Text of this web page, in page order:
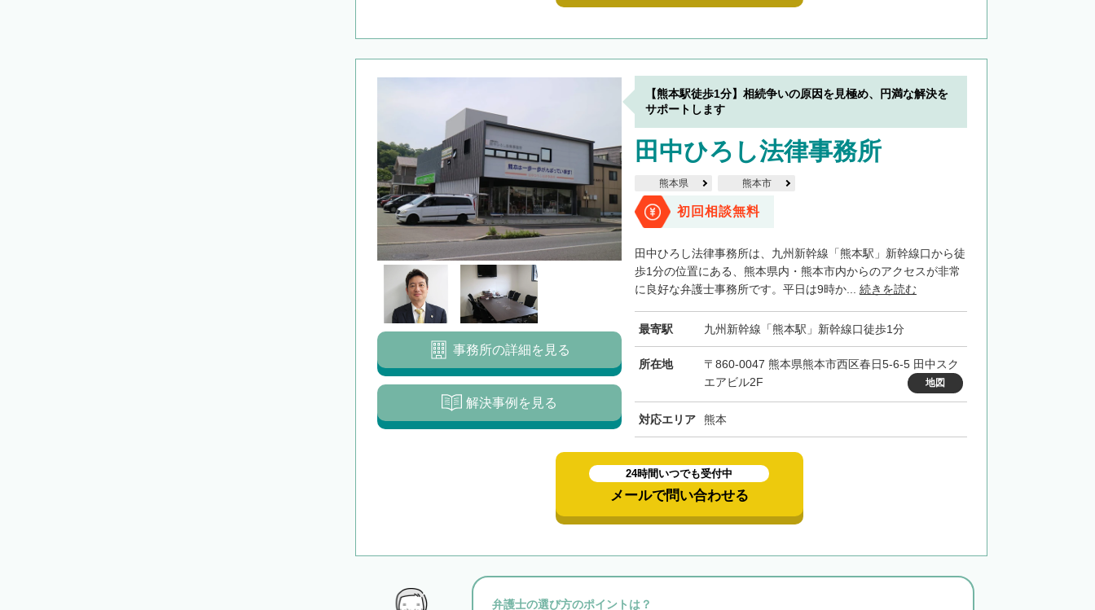
【熊本駅徒歩1分】相続争いの原因を見極め、円満な解決を
サポートします
田中ひろし法律事務所
熊本県 熊本市
初回相談無料
田中ひろし法律事務所は、九州新幹線「熊本駅」新幹線口から徒
歩1分の位置にある、熊本県内・熊本市内からのアクセスが非常
に良好な弁護士事務所です。平日は9時か... 続きを読む
最寄駅 九州新幹線「熊本駅」新幹線口徒歩1分
所在地
〒860-0047 熊本県熊本市西区春日5-6-5 田中スク
エアビル2F
地図
対応エリア 熊本
事務所の詳細を見る
解決事例を見る
24時間いつでも受付中
メールで問い合わせる
弁護士の選び方のポイントは？